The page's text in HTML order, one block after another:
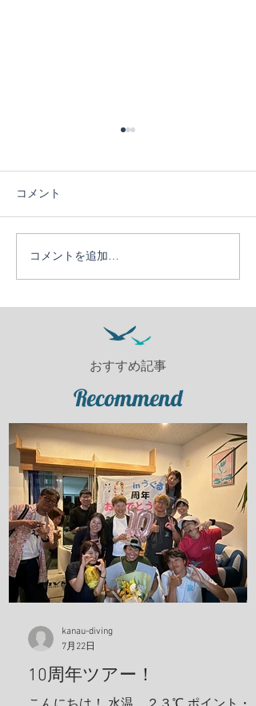
６日目！
コメント
コメントを追加…
おすすめ記事
Recommend
10周年ツアー！
kanau-diving
7月22日